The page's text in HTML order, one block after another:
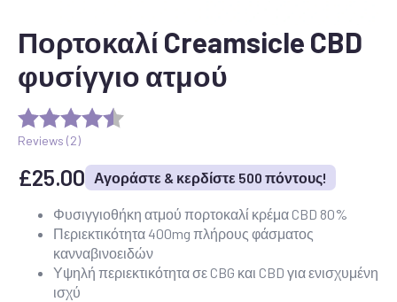
Πορτοκαλί Creamsicle CBD
φυσίγγιο ατμού
Reviews (2)
£25.00 Αγοράστε & κερδίστε 500 πόντους!
Φυσιγγιοθήκη ατμού πορτοκαλί κρέμα CBD 80%
Περιεκτικότητα 400mg πλήρους φάσματος
κανναβινοειδών
Υψηλή περιεκτικότητα σε CBG και CBD για ενισχυμένη
ισχύ